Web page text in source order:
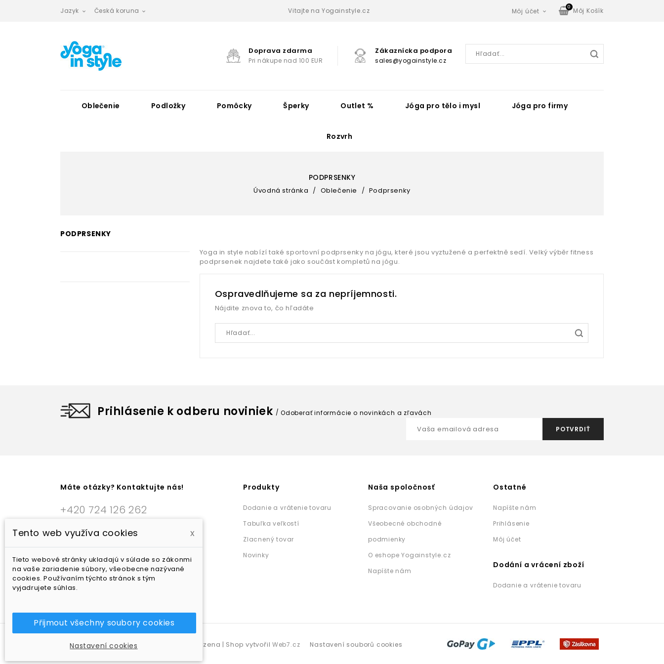
Jazyk  Česká koruna  Vitajte na Yogainstyle.cz Môj účet 
0 Môj Košík
Doprava zdarma
Pri nákupe nad 100 EUR
Zákaznícka podpora
sales@yogainstyle.cz
Oblečenie Podložky Pomôcky Šperky Outlet % Jóga pro tělo i mysl Jóga pro firmy
Rozvrh
PODPRSENKY
Úvodná stránka Oblečenie Podprsenky
PODPRSENKY
Yoga in style nabízí také sportovní podprsenky na jógu, které jsou vyztužené a perfektně sedí. Velký výběr fitness
podprsenek najdete také jako součást kompletů na jógu.
Ospravedlňujeme sa za nepríjemnosti.
Nájdite znova to, čo hľadáte
Prihlásenie k odberu noviniek Odoberať informácie o novinkách a zľavách
Máte otázky? Kontaktujte nás!
+420 724 126 262
Yoga in style s.r.o.
Na Bulánce 617
Česká Republika
sales@yogainstyle.cz
Produkty
Dodanie a vrátenie tovaru
Tabuľka veľkostí
Zlacnený tovar
Novinky
Naša spoločnosť
Spracovanie osobných údajov
Všeobecné obchodné
podmienky
O eshope Yogainstyle.cz
Napíšte nám
Ostatné
Napíšte nám
Prihlásenie
Môj účet
Dodání a vrácení zboží
Dodanie a vrátenie tovaru
Yoga in style s.r.o. - všechna práva vyhrazena | Shop vytvořil Web7.cz Nastavení souborů cookies
Tento web využíva cookies x
Tieto webové stránky ukladajú v súlade so zákonmi
na vaše zariadenie súbory, všeobecne nazývané
cookies. Používaním týchto stránok s tým
vyjadrujete súhlas.
Přijmout všechny soubory cookies
Nastavení cookies